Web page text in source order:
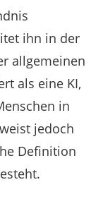
ihn in der
allgemeinen
als eine KI,
in
jedoch
Definition